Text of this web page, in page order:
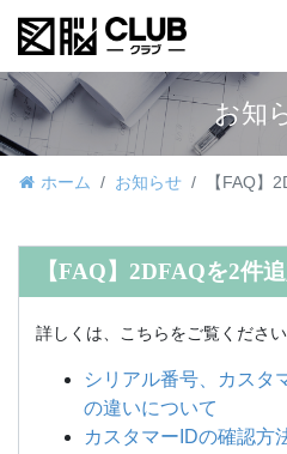
お知
ホーム お知らせ 【FAQ】
【FAQ】2DFAQを2件
詳しくは、こちらをご覧ください
シリアル番号、カスタ
の違いについて
カスタマーIDの確認方